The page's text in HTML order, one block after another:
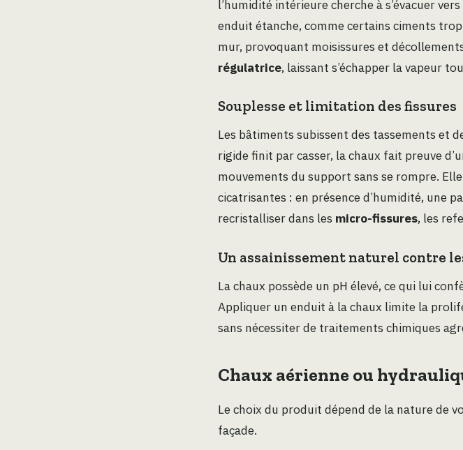
l’humidité intérieure cherche à s’évacuer
enduit étanche, comme certains ciments
mur, provoquant moisissures et
régulatrice, laissant s’échapper la vapeur
Souplesse et limitation des fissures
Les bâtiments subissent des tassements et
rigide finit par casser, la chaux fait preuve
mouvements du support sans se rompre.
cicatrisantes : en présence d’humidité, une
recristalliser dans les micro-fissures, les
Un assainissement naturel contre
La chaux possède un pH élevé, ce qui lui
Appliquer un enduit à la chaux limite la
sans nécessiter de traitements chimiques
Chaux aérienne ou
Le choix du produit dépend de la nature de
façade.